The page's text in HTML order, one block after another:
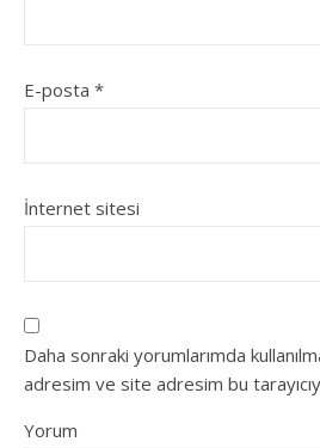
E-posta *
İnternet sitesi
Daha sonraki yorumlarımda
adresim ve site adresim bu
Yorum